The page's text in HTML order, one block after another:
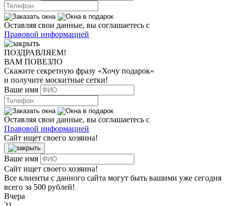
Оставляя свои данные, вы соглашаетесь с
Правовой информацией
ПОЗДРАВЛЯЕМ!
ВАМ ПОВЕЗЛО
Скажите секретную фразу «Хочу подарок»
и получите москитные сетки!
Ваше имя
Оставляя свои данные, вы соглашаетесь с
Правовой информацией
Сайт ищет своего хозяина!
Ваше имя
Сайт ищет своего хозяина!
Все клиенты с данного сайта могут быть вашими уже сегодня
всего за 500 рублей!
Вчера